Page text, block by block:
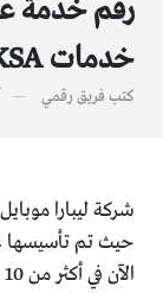
رقم خدمة
خدمات Lebara Mobile KSA
كتب فريق رقمي
شركة ليبارا